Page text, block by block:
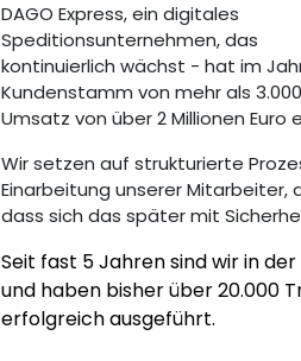
DAGO Express, ein digitales
Speditionsunternehmen, das
kontinuierlich wächst - hat im
Kundenstamm von mehr als
Umsatz von über 2 Millionen Euro
Wir setzen auf strukturierte
Einarbeitung unserer Mitarbeiter,
dass sich das später mit
Seit fast 5 Jahren sind wir in
und haben bisher über 20.000
erfolgreich ausgeführt.